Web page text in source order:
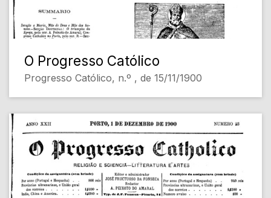
O Progresso Católico
Progresso Católico, n.º , de 15/11/1900